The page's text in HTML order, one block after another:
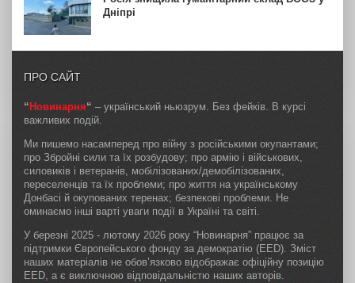
Дніпрі
ПРО САЙТ
“ Новинарня“ – український ньюзрум. Без фейків. В курсі
важливих подій.
Ми пишемо насамперед про війну з російськими окупантами;
про Збройні сили та їх розбудову; про армію і військових,
силовиків і ветеранів, мобілізованих/демобілізованих,
переселенців та їх проблеми; про життя на українському
Донбасі й окупованих теренах; безпекові проблеми. Не
оминаємо інші варті уваги події в Україні та світі.
У березні 2025 - лютому 2026 року “Новинарня” працює за
підтримки Європейського фонду за демократію (EED). Зміст
наших матеріалів не обов’язково відображає офіційну позицію
EED, а є виключною відповідальністю наших авторів.